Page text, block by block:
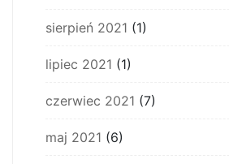
sierpień 2021 (1)
lipiec 2021 (1)
czerwiec 2021 (7)
maj 2021 (6)